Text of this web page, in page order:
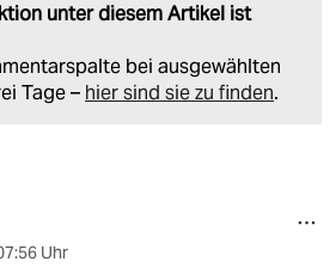
unter diesem Artikel ist
bei ausgewählten
Tage – hier sind sie zu finden.
Uhr